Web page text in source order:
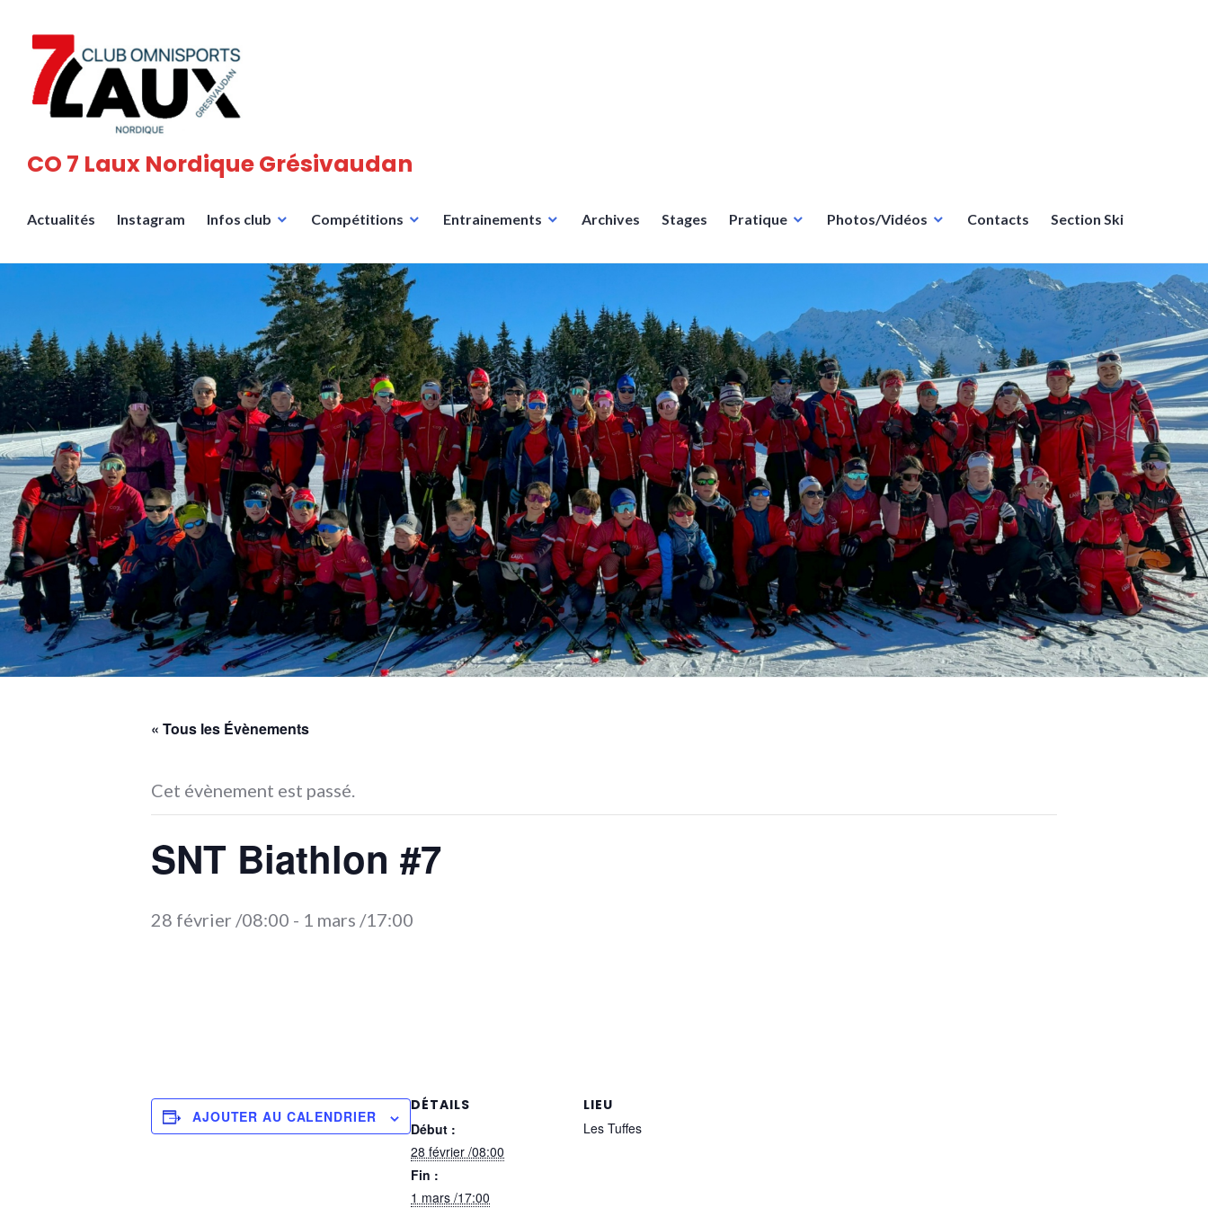
contenu
principal
CO 7 Laux Nordique Grésivaudan
Actualités Instagram Infos club Compétitions Entrainements Archives Stages Pratique Photos/Vidéos Contacts Section Ski
« Tous les Évènements
Cet évènement est passé.
SNT Biathlon #7
28 février /08:00 - 1 mars /17:00
AJOUTER AU CALENDRIER
DÉTAILS
Début :
28 février /08:00
Fin :
1 mars /17:00
LIEU
Les Tuffes